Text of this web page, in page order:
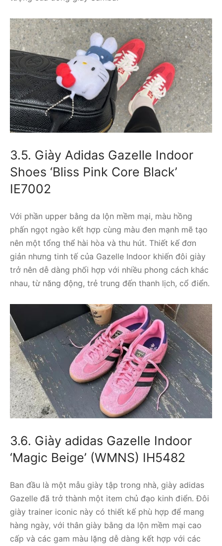
3.5. Giày Adidas Gazelle Indoor
Shoes ‘Bliss Pink Core Black’
IE7002
Với phần upper bằng da lộn mềm mại, màu hồng
phấn ngọt ngào kết hợp cùng màu đen mạnh mẽ tạo
nên một tổng thể hài hòa và thu hút. Thiết kế đơn
giản nhưng tinh tế của Gazelle Indoor khiến đôi giày
trở nên dễ dàng phối hợp với nhiều phong cách khác
nhau, từ năng động, trẻ trung đến thanh lịch, cổ điển.
3.6. Giày adidas Gazelle Indoor
‘Magic Beige’ (WMNS) IH5482
Ban đầu là một mẫu giày tập trong nhà, giày adidas
Gazelle đã trở thành một item chủ đạo kinh điển. Đôi
giày trainer iconic này có thiết kế phù hợp để mang
hàng ngày, với thân giày bằng da lộn mềm mại cao
cấp và các gam màu lặng dễ dàng kết hợp với các